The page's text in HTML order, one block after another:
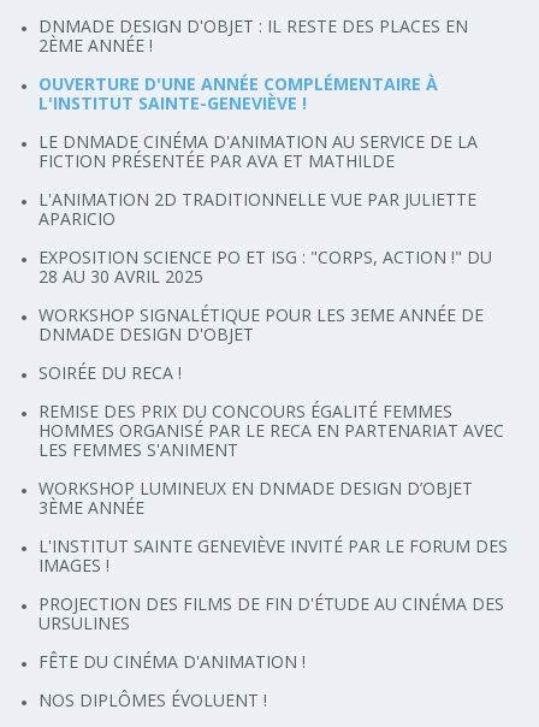
DNMADE DESIGN D'OBJET : IL RESTE DES PLACES EN
2ÈME ANNÉE !
OUVERTURE D'UNE ANNÉE COMPLÉMENTAIRE À
L'INSTITUT SAINTE-GENEVIÈVE !
LE DNMADE CINÉMA D'ANIMATION AU SERVICE DE LA
FICTION PRÉSENTÉE PAR AVA ET MATHILDE
L'ANIMATION 2D TRADITIONNELLE VUE PAR JULIETTE
APARICIO
EXPOSITION SCIENCE PO ET ISG : "CORPS, ACTION !" DU
28 AU 30 AVRIL 2025
WORKSHOP SIGNALÉTIQUE POUR LES 3EME ANNÉE DE
DNMADE DESIGN D'OBJET
SOIRÉE DU RECA !
REMISE DES PRIX DU CONCOURS ÉGALITÉ FEMMES
HOMMES ORGANISÉ PAR LE RECA EN PARTENARIAT AVEC
LES FEMMES S'ANIMENT
WORKSHOP LUMINEUX EN DNMADE DESIGN D’OBJET
3ÈME ANNÉE
L'INSTITUT SAINTE GENEVIÈVE INVITÉ PAR LE FORUM DES
IMAGES !
PROJECTION DES FILMS DE FIN D'ÉTUDE AU CINÉMA DES
URSULINES
FÊTE DU CINÉMA D'ANIMATION !
NOS DIPLÔMES ÉVOLUENT !